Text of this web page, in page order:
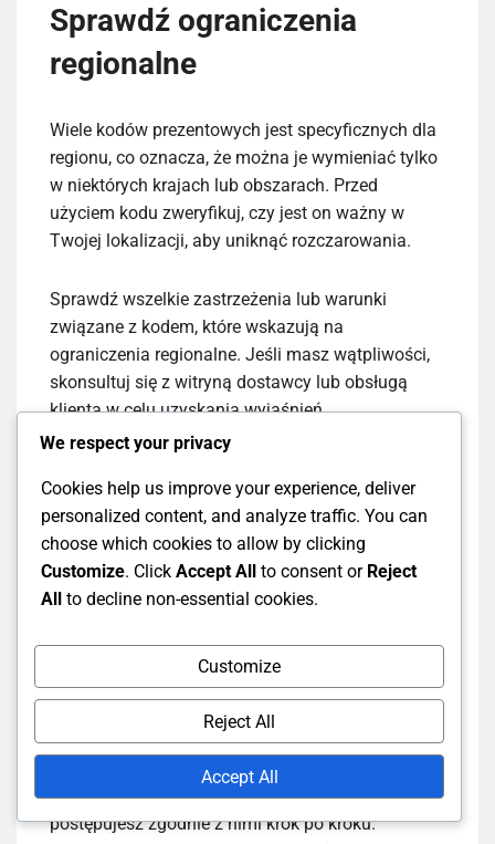
Sprawdź ograniczenia
regionalne
Wiele kodów prezentowych jest specyficznych dla
regionu, co oznacza, że można je wymieniać tylko
w niektórych krajach lub obszarach. Przed
użyciem kodu zweryfikuj, czy jest on ważny w
Twojej lokalizacji, aby uniknąć rozczarowania.
Sprawdź wszelkie zastrzeżenia lub warunki
związane z kodem, które wskazują na
ograniczenia regionalne. Jeśli masz wątpliwości,
skonsultuj się z witryną dostawcy lub obsługą
klienta w celu uzyskania wyjaśnień.
Postępuj zgodnie z
instrukcjami wymiany
Każdy kod prezentowy zazwyczaj zawiera
dokładnie przestrzegać. Może to obejmować
wprowadzenie kodu w określonej sekcji witryny lub
aplikacji lub wykonanie dodatkowych kroków w
celu aktywacji korzyści.
Upewnij się, że dokładnie przeczytałeś instrukcje i
postępujesz zgodnie z nimi krok po kroku.
We respect your privacy
Cookies help us improve your experience, deliver
personalized content, and analyze traffic. You can
choose which cookies to allow by clicking
Customize. Click Accept All to consent or Reject
All to decline non-essential cookies.
Customize
Reject All
Accept All